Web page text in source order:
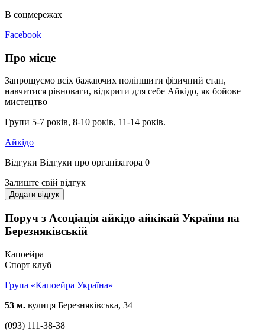
В соцмережах
Facebook
Про місце
Запрошуємо всіх бажаючих поліпшити фізичний стан,
навчитися рівноваги, відкрити для себе Айкідо, як бойове
мистецтво
Групи 5-7 років, 8-10 років, 11-14 років.
Айкідо
Відгуки Відгуки про організатора 0
Залиште свій відгук
Додати відгук
Поруч з Асоціація айкідо айкікай України на
Березняківській
Капоейра
Спорт клуб
Група «Капоейра Україна»
53 м. вулиця Березняківська, 34
(093) 111-38-38